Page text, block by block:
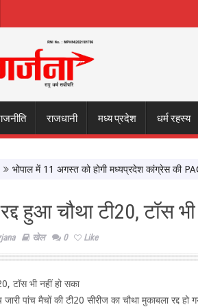
राजधानी मध्य प्रदेश धर्म रहस्य
में 11 अगस्त को होगी मध्यप्रदेश कांग्रेस की PAC
हुआ चौथा टी20, टॉस
खेल 0 Like
टॉस भी नहीं हो सका
पांच मैचों की टी20 सीरीज का चौथा मुकाबला रद्द